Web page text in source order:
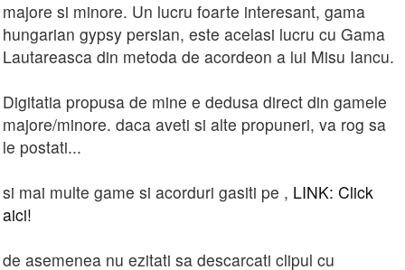
majore si minore. Un lucru foarte interesant, gama
hungarian gypsy persian, este acelasi lucru cu Gama
Lautareasca din metoda de acordeon a lui Misu Iancu.
Digitatia propusa de mine e dedusa direct din gamele
majore/minore. daca aveti si alte propuneri, va rog sa
le postati...
si mai multe game si acorduri gasiti pe , LINK: Click
aici!
de asemenea nu ezitati sa descarcati clipul cu